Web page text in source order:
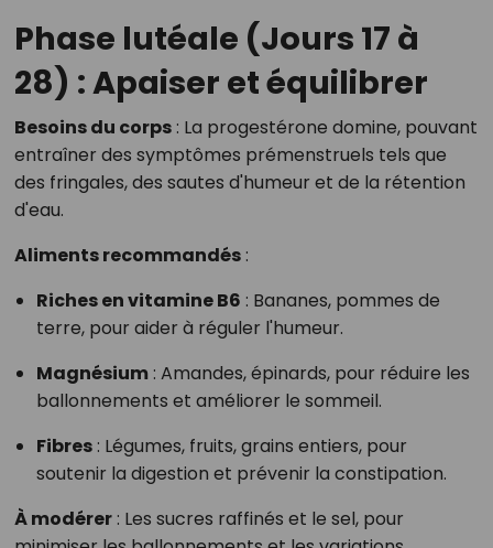
Phase lutéale (Jours 17 à
28) : Apaiser et équilibrer
Besoins du corps: La progestérone domine, pouvant
entraîner des symptômes prémenstruels tels que
des fringales, des sautes d'humeur et de la rétention
d'eau.
Aliments recommandés:
Riches en vitamine B6 : Bananes, pommes de
terre, pour aider à réguler l'humeur.
Magnésium: Amandes, épinards, pour réduire les
ballonnements et améliorer le sommeil.
Fibres: Légumes, fruits, grains entiers, pour
soutenir la digestion et prévenir la constipation.
À modérer: Les sucres raffinés et le sel, pour